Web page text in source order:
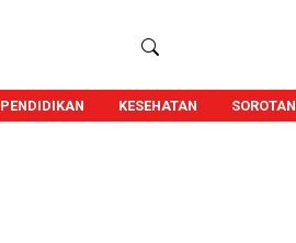
PENDIDIKAN KESEHATAN SOROTAN